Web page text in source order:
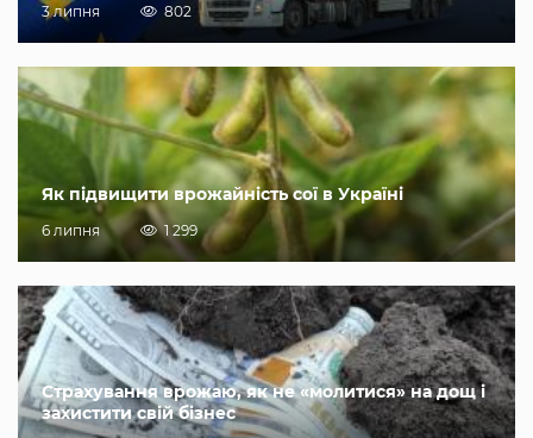
3 липня 802
Як підвищити врожайність сої в Україні
6 липня 1 299
Страхування врожаю, як не «молитися» на дощ і
захистити свій бізнес